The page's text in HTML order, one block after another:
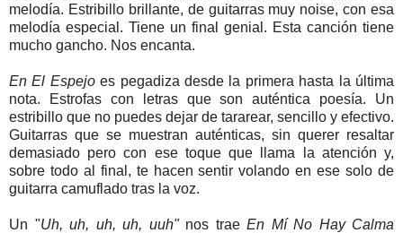
melodía. Estribillo brillante, de guitarras muy noise, con esa
melodía especial. Tiene un final genial. Esta canción tiene
mucho gancho. Nos encanta.
En El Espejoes pegadiza desde la primera hasta la última
nota. Estrofas con letras que son auténtica poesía. Un
estribillo que no puedes dejar de tararear, sencillo y efectivo.
Guitarras que se muestran auténticas, sin querer resaltar
demasiado pero con ese toque que llama la atención y,
sobre todo al final, te hacen sentir volando en ese solo de
guitarra camuflado tras la voz.
Un "Uh, uh, uh, uh, uuh"nos trae En Mí No Hay Calma